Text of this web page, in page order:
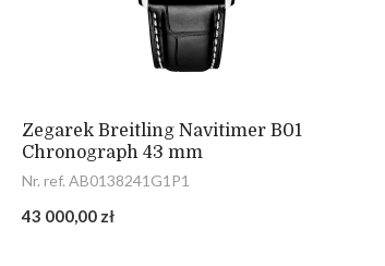
Zegarek Breitling Navitimer B01
Chronograph 43 mm
Nr. ref. AB0138241G1P1
43 000,00 zł